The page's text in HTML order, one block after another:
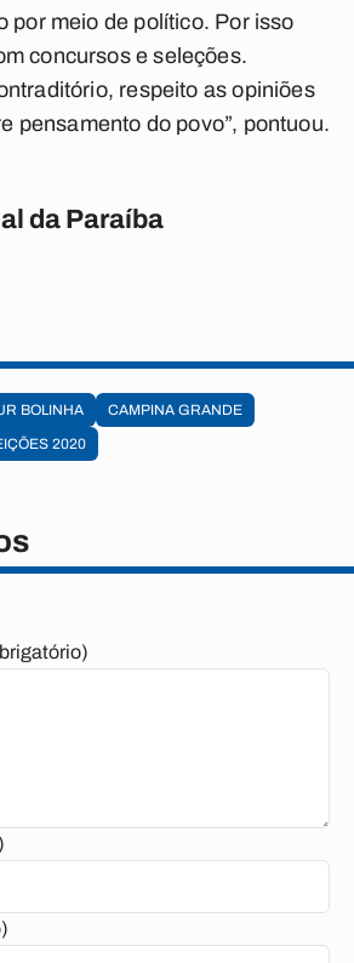
por meio de político. Por isso
concursos e seleções.
respeito as opiniões
pensamento do povo”, pontuou.
da Paraíba
BOLINHA
CAMPINA GRANDE
2020